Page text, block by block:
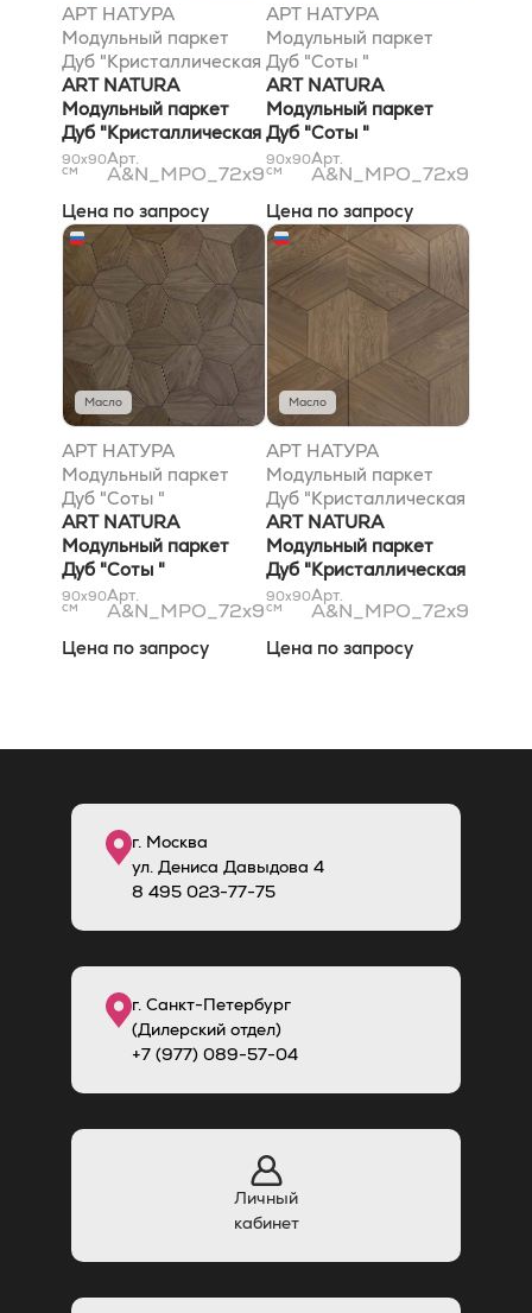
АРТ НАТУРА
Модульный паркет
Дуб "Кристаллическая
решётка "
72х900х900 цвет по
согласованному
образцу, Селект
(Селект) Масло
ART NATURA
Модульный паркет
Дуб "Кристаллическая
решётка "
72х900х900 цвет по
согласованному
образцу, Селект
(Select) Масло
90x90
см
Арт.
A&N_MPO_72x900x900_2.4
Цена по запросу
АРТ НАТУРА
Модульный паркет
Дуб "Соты "
72х900х900 цвет по
согласованному
образцу, Рустик
(Рустик) Лак
ART NATURA
Модульный паркет
Дуб "Соты "
72х900х900 цвет по
согласованному
образцу, Рустик
(Rustic) Лак
90x90
см
Арт.
Цена по запросу
Масло
АРТ НАТУРА
Модульный паркет
Дуб "Соты "
72х900х900 цвет по
согласованному
образцу, Селект
(Селект) Масло
ART NATURA
Модульный паркет
Дуб "Соты "
72х900х900 цвет по
согласованному
образцу, Селект
(Select) Масло
90x90
см
Арт.
A&N_MPO_72x900x900_3.4
Цена по запросу
Масло
АРТ НАТУРА
Модульный паркет
Дуб "Кристаллическая
решётка "
72х900х900 цвет по
согласованному
образцу, Натур
(матовый) Масло
ART NATURA
Модульный паркет
Дуб "Кристаллическая
решётка "
72х900х900 цвет по
согласованному
образцу, Натур
90x90
см
Арт.
Цена по запросу
г. Москва
ул. Дениса Давыдова 4
8 495 023-77-75
г. Санкт-Петербург
(Дилерский отдел)
+7 (977) 089-57-04
Личный
кабинет